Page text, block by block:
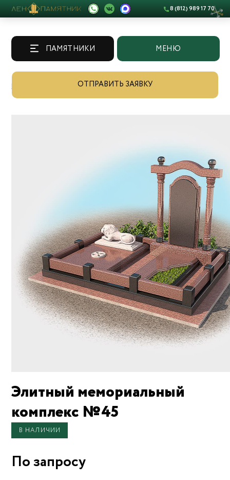
8 (812) 989 17 70
ПАМЯТНИКИ МЕНЮ
ОТПРАВИТЬ ЗАЯВКУ
Памятники Каталог/
Элитный мемориальный
комплекс №45
В НАЛИЧИИ
По запросу